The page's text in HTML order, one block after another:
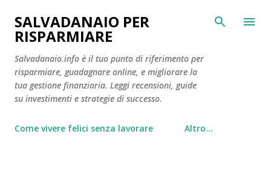
Passa ai contenuti principali
SALVADANAIO PER
RISPARMIARE
Salvadanaio.info è il tuo punto di riferimento per
risparmiare, guadagnare online, e migliorare la
tua gestione finanziaria. Leggi recensioni, guide
su investimenti e strategie di successo.
Come vivere felici senza lavorare Altro…